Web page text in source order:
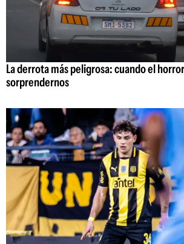
La derrota más peligrosa: cuando el
sorprendernos